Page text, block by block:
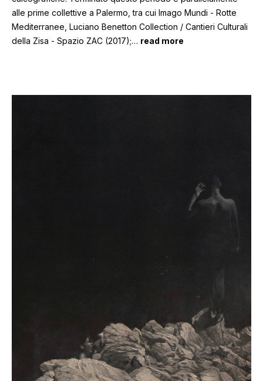
alle prime collettive a Palermo, tra cui Imago Mundi - Rotte
Mediterranee, Luciano Benetton Collection / Cantieri Culturali
della Zisa - Spazio ZAC (2017);… read more